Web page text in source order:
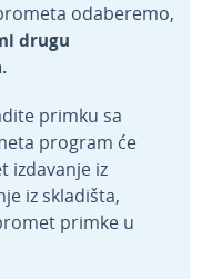
odaberemo,
drugu
primku sa
program će
izdavanje iz
iz skladišta,
primke u